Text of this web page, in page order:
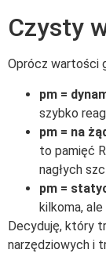
Czysty
Oprócz wartości
pm =
szybko
pm = na
to pamięć
nagłych
pm =
kilkoma,
Decyduję, który
narzędziowych i